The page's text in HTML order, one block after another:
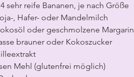
sehr reife Bananen, je nach Größe
, Hafer- oder Mandelmilch
oder geschmolzene
brauner oder Kokoszucker
Mehl (glutenfrei möglich)